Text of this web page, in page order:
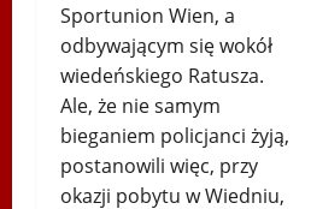
Sportunion Wien, a
odbywającym się wokół
wiedeńskiego Ratusza.
Ale, że nie samym
bieganiem policjanci żyją,
postanowili więc, przy
okazji pobytu w Wiedniu,